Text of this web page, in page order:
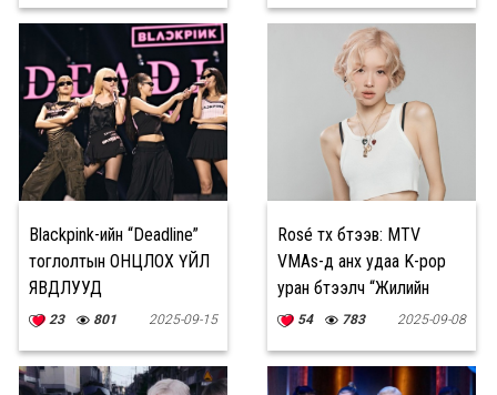
Blackpink-ийн “Deadline”
тоглолтын ОНЦЛОХ ҮЙЛ
ЯВДЛУУД
23 801 2025-09-15
Rosé түүх бүтээв: MTV
VMAs-д анх удаа K-pop
уран бүтээлч “Жилийн
шилдэг дуу” шагнал
54 783 2025-09-08